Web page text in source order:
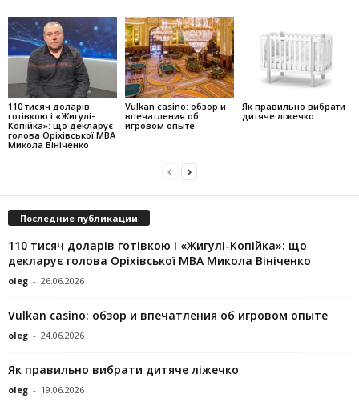
110 тисяч доларів
готівкою і «Жигулі-
Копійка»: що декларує
голова Оріхівської МВА
Микола Вініченко
Vulkan casino: обзор и
впечатления об
игровом опыте
Як правильно вибрати
дитяче ліжечко
Последние публикации
110 тисяч доларів готівкою і «Жигулі-Копійка»: що
декларує голова Оріхівської МВА Микола Вініченко
oleg - 26.06.2026
Vulkan casino: обзор и впечатления об игровом опыте
oleg - 24.06.2026
Як правильно вибрати дитяче ліжечко
oleg - 19.06.2026